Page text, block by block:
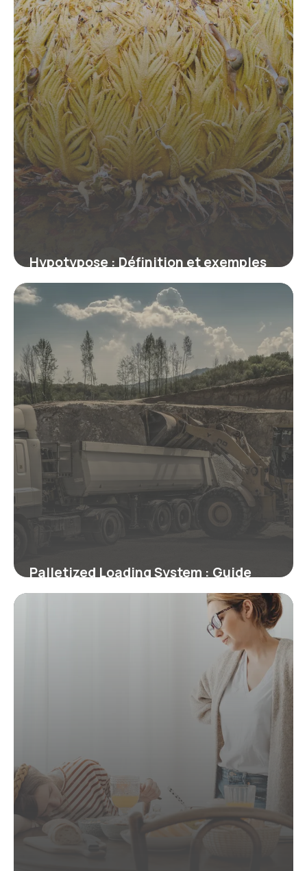
Hypotypose : Définition et exemples
en littérature
9 juillet 2026
Palletized Loading System : Guide
Technique